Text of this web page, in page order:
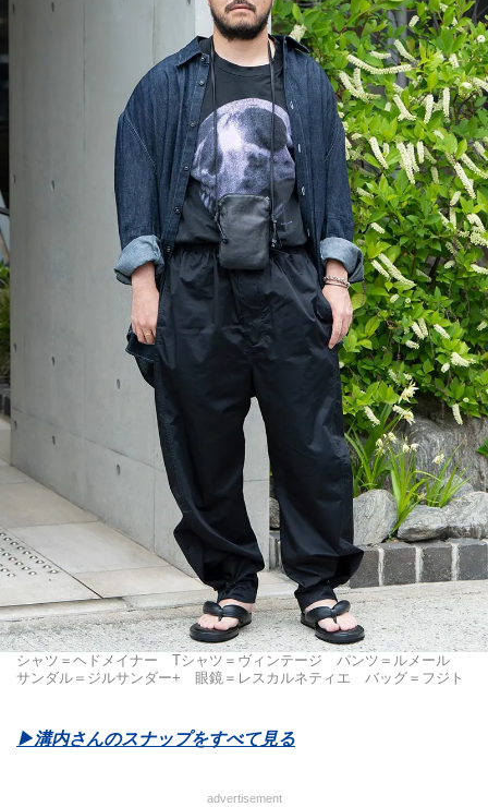
シャツ＝ヘドメイナー Tシャツ＝ヴィンテージ パンツ＝ルメール
サンダル＝ジルサンダー+ 眼鏡＝レスカルネティエ バッグ＝フジト
▶︎溝内さんのスナップをすべて見る
advertisement